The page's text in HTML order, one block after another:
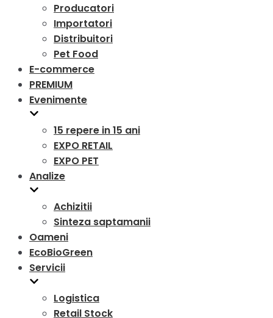
Producatori
Importatori
Distribuitori
Pet Food
E-commerce
PREMIUM
Evenimente
15 repere in 15 ani
EXPO RETAIL
EXPO PET
Analize
Achizitii
Sinteza saptamanii
Oameni
EcoBioGreen
Servicii
Logistica
Retail Stock